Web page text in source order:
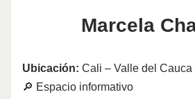
Marcela
Ubicación: Cali – Valle del Cauca
🔎 Espacio informativo